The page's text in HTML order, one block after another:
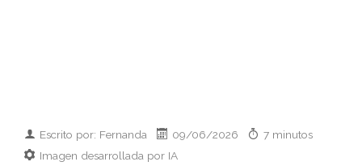
Escrito por: Fernanda 09/06/2026
7 minutos
Imagen desarrollada por IA